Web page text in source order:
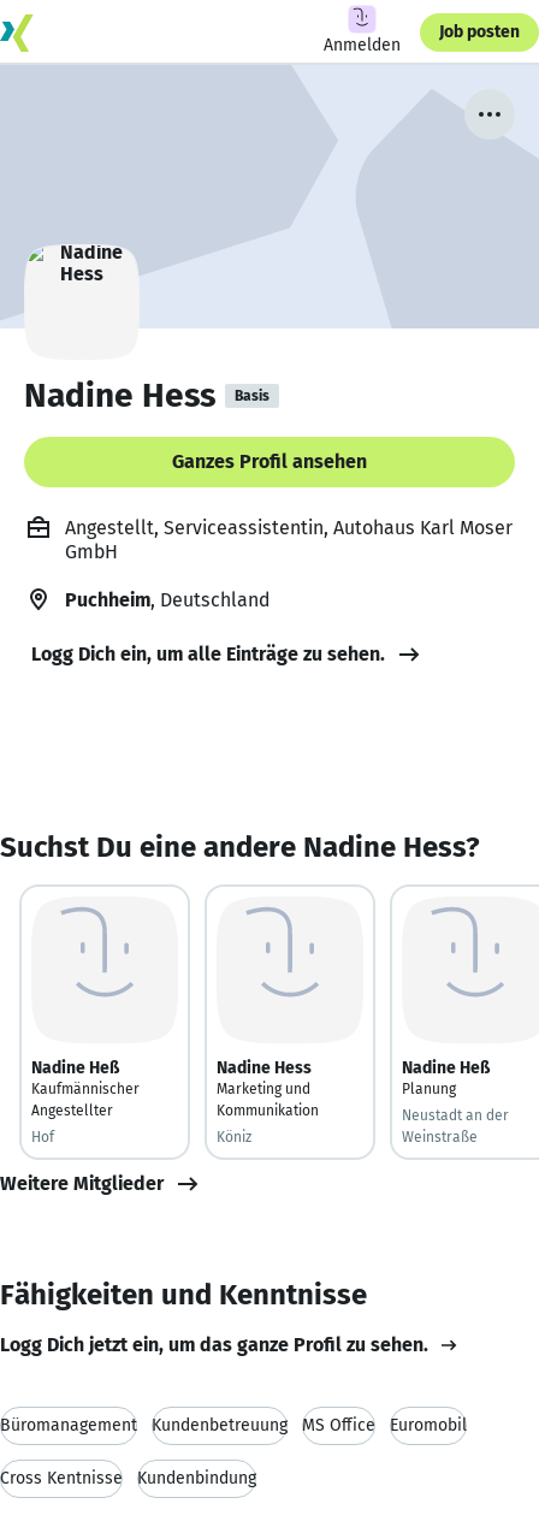
Anmelden
Job posten
Nadine Hess Basis
Ganzes Profil ansehen
Angestellt, Serviceassistentin, Autohaus Karl Moser
GmbH
Puchheim, Deutschland
Logg Dich ein, um alle Einträge zu sehen.
Suchst Du eine andere Nadine Hess?
Nadine Heß
Kaufmännischer
Angestellter
Hof
Nadine Hess
Marketing und
Kommunikation
Köniz
Nadine Heß
Planung
Neustadt an der
Weinstraße
Weitere Mitglieder
Fähigkeiten und Kenntnisse
Logg Dich jetzt ein, um das ganze Profil zu sehen.
Büromanagement Kundenbetreuung MS Office Euromobil
Cross Kentnisse Kundenbindung